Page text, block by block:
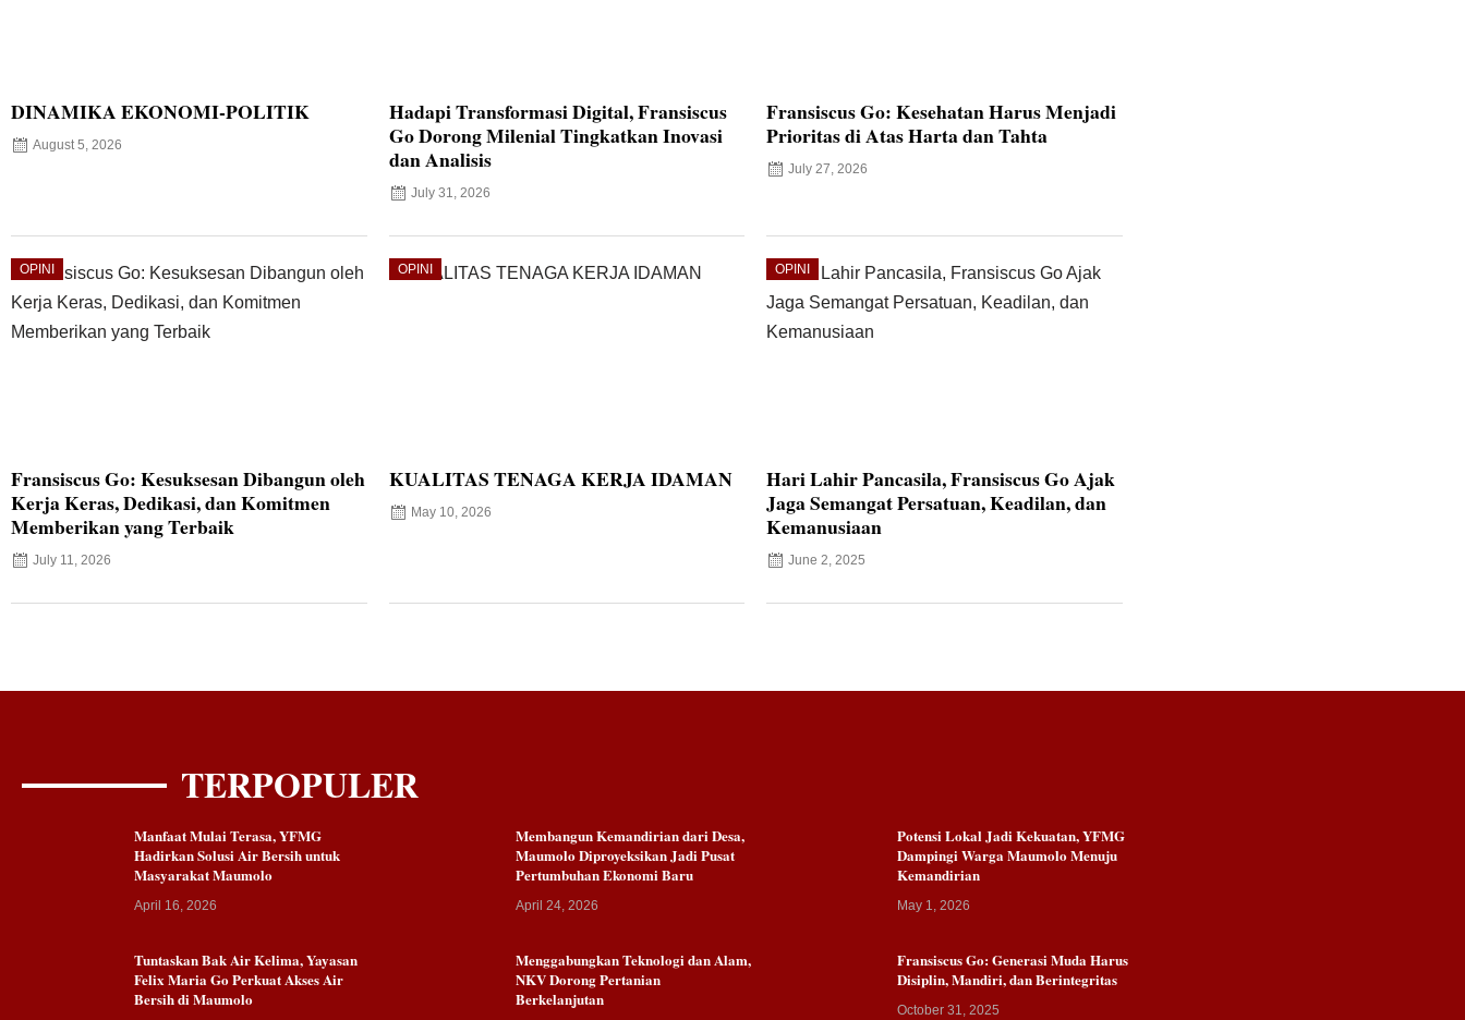
DINAMIKA EKONOMI-POLITIK
August 5, 2026
Hadapi Transformasi Digital, Fransiscus
Go Dorong Milenial Tingkatkan Inovasi
dan Analisis
July 31, 2026
Fransiscus Go: Kesehatan Harus Menjadi
Prioritas di Atas Harta dan Tahta
July 27, 2026
OPINI
Fransiscus Go: Kesuksesan Dibangun oleh
Kerja Keras, Dedikasi, dan Komitmen
Memberikan yang Terbaik
July 11, 2026
OPINI
KUALITAS TENAGA KERJA IDAMAN
May 10, 2026
OPINI
Hari Lahir Pancasila, Fransiscus Go Ajak
Jaga Semangat Persatuan, Keadilan, dan
Kemanusiaan
June 2, 2025
TERPOPULER
Manfaat Mulai Terasa, YFMG
Hadirkan Solusi Air Bersih untuk
Masyarakat Maumolo
April 16, 2026
Membangun Kemandirian dari Desa,
Maumolo Diproyeksikan Jadi Pusat
Pertumbuhan Ekonomi Baru
April 24, 2026
Potensi Lokal Jadi Kekuatan, YFMG
Dampingi Warga Maumolo Menuju
Kemandirian
May 1, 2026
Tuntaskan Bak Air Kelima, Yayasan
Felix Maria Go Perkuat Akses Air
Bersih di Maumolo
Menggabungkan Teknologi dan Alam,
NKV Dorong Pertanian
Berkelanjutan
Fransiscus Go: Generasi Muda Harus
Disiplin, Mandiri, dan Berintegritas
October 31, 2025